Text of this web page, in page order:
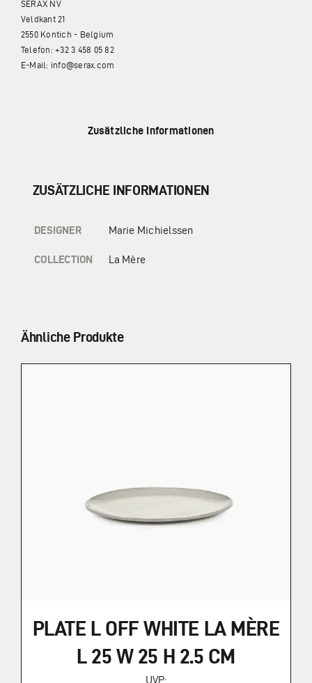
SERAX NV
Veldkant 21
2550 Kontich - Belgium
Telefon: +32 3 458 05 82
E-Mail: info@serax.com
Zusätzliche Informationen
ZUSÄTZLICHE INFORMATIONEN
DESIGNER Marie Michielssen
COLLECTION La Mère
Ähnliche Produkte
PLATE L OFF WHITE LA MÈRE
L 25 W 25 H 2.5 CM
UVP: